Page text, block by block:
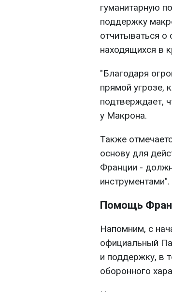
гуманитарную
поддержку
отчитываться о
находящихся в
"Благодаря
прямой угрозе,
подтверждает,
у Макрона.
Также
основу для
Франции -
инструментами".
Помощь
Напомним, с
официальный
и поддержку, в
оборонного